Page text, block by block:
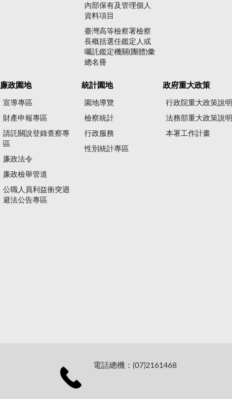
內部保有及管理個人
資料項目
臺灣高等檢察署檢察
長概括選任鑑定人或
囑託鑑定機關(團體)彙
總名冊
廉政園地
宣導專區
財產申報專區
請託關說登錄查察專
區
廉政法令
廉政檢舉管道
公職人員利益衝突迴
避法公告專區
統計園地
園地導覽
檢察統計
行政服務
性別統計專區
政府重大政策
行政院重大政策說明
法務部重大政策說明
本署工作計畫
電話總機：(07)2161468